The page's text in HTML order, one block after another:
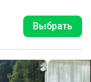
Выбрать